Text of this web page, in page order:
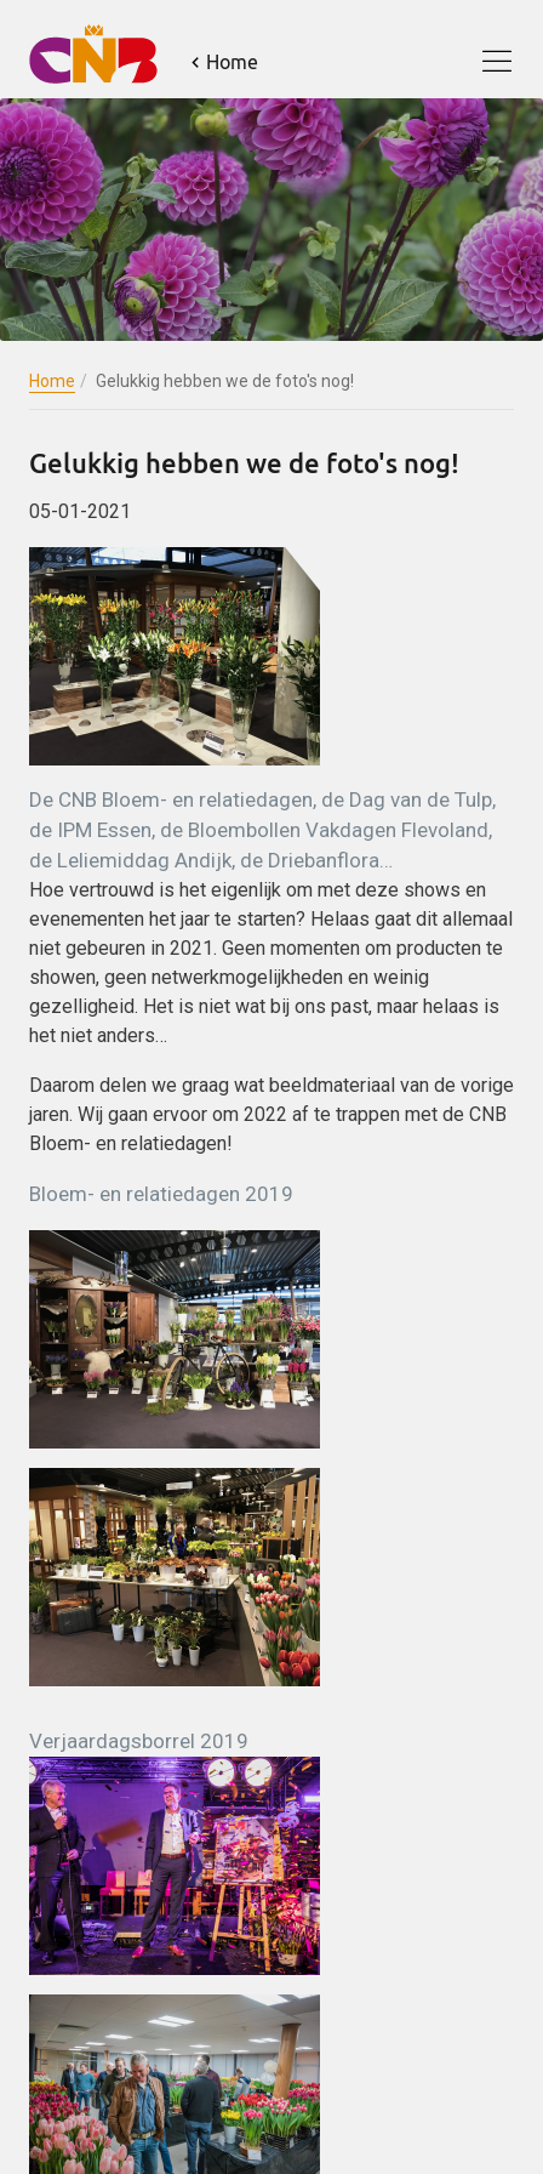
Home
Home Gelukkig hebben we de foto's nog!
Gelukkig hebben we de foto's nog!
05-01-2021
De CNB Bloem- en relatiedagen, de Dag van de Tulp,
de IPM Essen, de Bloembollen Vakdagen Flevoland,
de Leliemiddag Andijk, de Driebanflora…
Hoe vertrouwd is het eigenlijk om met deze shows en
evenementen het jaar te starten? Helaas gaat dit allemaal
niet gebeuren in 2021. Geen momenten om producten te
showen, geen netwerkmogelijkheden en weinig
gezelligheid. Het is niet wat bij ons past, maar helaas is
het niet anders…
Daarom delen we graag wat beeldmateriaal van de vorige
jaren. Wij gaan ervoor om 2022 af te trappen met de CNB
Bloem- en relatiedagen!
Bloem- en relatiedagen 2019
Verjaardagsborrel 2019
×
Aanmelden 'Jouw CNB update'
Voornaam*
Achternaam*
E-mail*
hiermee akkoord.
Versturen
This site is protected by reCAPTCHA and the
GooglePrivacy PolicyandTerms of Service
apply.